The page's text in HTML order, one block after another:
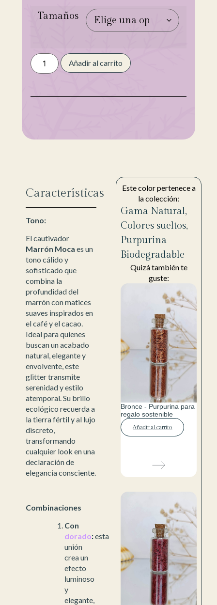
Tamaños
Añadir al carrito
Características
Tono:
El cautivador
Marrón Moca es un
tono cálido y
sofisticado que
combina la
profundidad del
marrón con matices
suaves inspirados en
el café y el cacao.
Ideal para quienes
buscan un acabado
natural, elegante y
envolvente, este
glitter transmite
serenidad y estilo
atemporal. Su brillo
ecológico recuerda a
la tierra fértil y al lujo
discreto,
transformando
cualquier look en una
declaración de
elegancia consciente.
Combinaciones
Con
dorado:esta
unión
crea un
efecto
luminoso
y
elegante,
Este color pertenece a
la colección:
Gama Natural,
Colores sueltos,
Purpurina
Biodegradable
Quizá también te
guste:
Bronce - Purpurina para
regalo sostenible
Añadir al carrito